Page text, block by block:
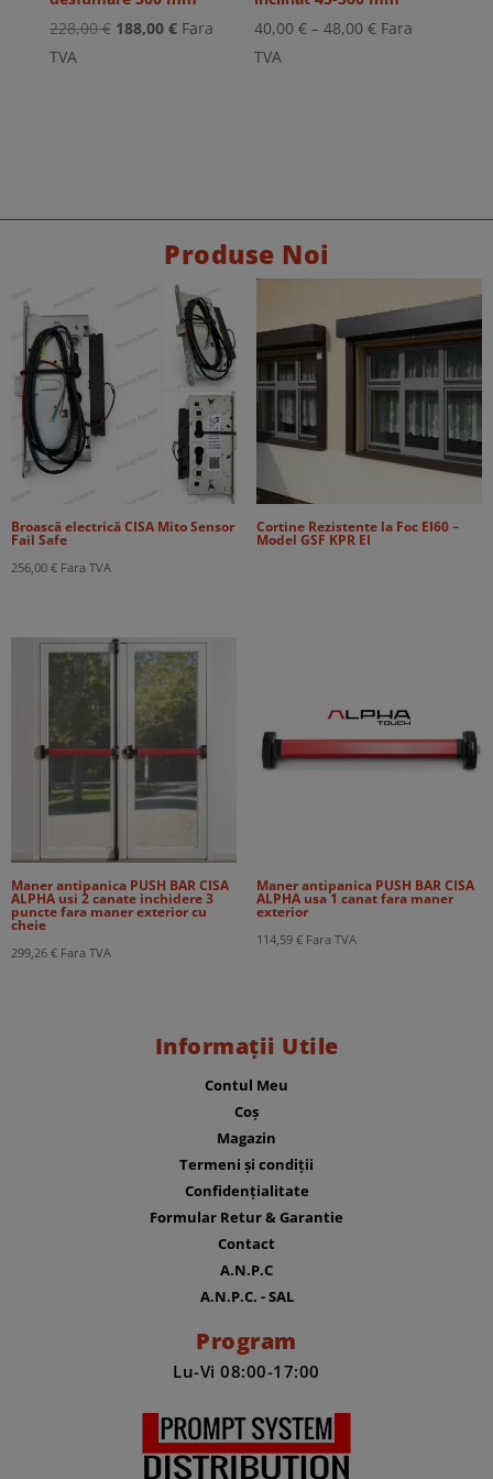
228,00€ Prețul
188,00 €Prețul
Fara
TVA
40,00€ – 48,00€Interval
Fara
TVA
Produse Noi
Broască electrică CISA Mito Sensor
Fail Safe
256,00 € Fara TVA
Cortine Rezistente la Foc EI60 –
Model GSF KPR EI
Maner antipanica PUSH BAR CISA
ALPHA usi 2 canate inchidere 3
puncte fara maner exterior cu
cheie
299,26 € Fara TVA
Maner antipanica PUSH BAR CISA
ALPHA usa 1 canat fara maner
exterior
114,59 € Fara TVA
Informații Utile
Contul Meu
Coș
Magazin
Termeni și condiții
Confidențialitate
Formular Retur & Garantie
Contact
A.N.P.C
A.N.P.C. - SAL
Program
Lu-Vi 08:00-17:00